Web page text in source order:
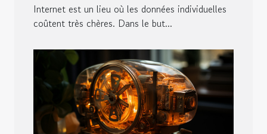
Internet est un lieu où les données individuelles
coûtent très chères. Dans le but...